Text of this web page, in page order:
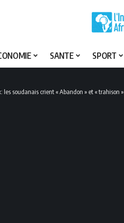
SANTE SPORT
soudanais crient « Abandon » et « trahison »